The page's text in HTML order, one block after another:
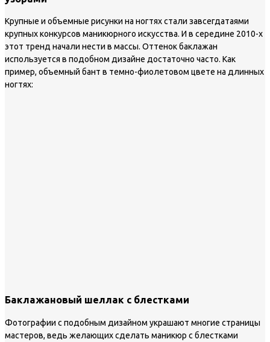
Крупные и объемные рисунки на ногтях стали завсегдатаями
крупных конкурсов маникюрного искусства. И в середине 2010-х
этот тренд начали нести в массы. Оттенок баклажан
используется в подобном дизайне достаточно часто. Как
пример, объемный бант в темно-фиолетовом цвете на длинных
ногтях:
Баклажановый шеллак с блестками
Фотографии с подобным дизайном украшают многие страницы
мастеров, ведь желающих сделать маникюр с блестками